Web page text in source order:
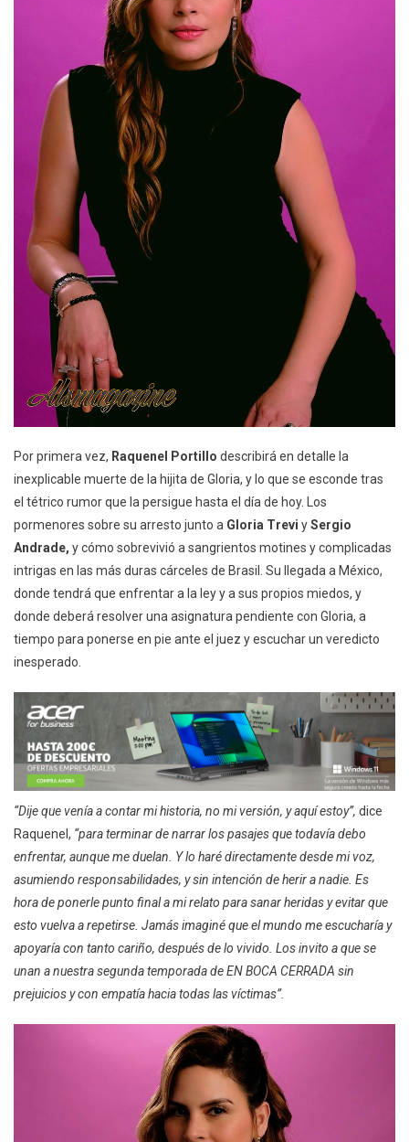
Por primera vez, Raquenel Portillo describirá en detalle la
inexplicable muerte de la hijita de Gloria, y lo que se esconde tras
el tétrico rumor que la persigue hasta el día de hoy. Los
pormenores sobre su arresto junto a Gloria Trevi ySergio
Andrade, y cómo sobrevivió a sangrientos motines y complicadas
intrigas en las más duras cárceles de Brasil. Su llegada a México,
donde tendrá que enfrentar a la ley y a sus propios miedos, y
donde deberá resolver una asignatura pendiente con Gloria, a
tiempo para ponerse en pie ante el juez y escuchar un veredicto
inesperado.
“Dije que venía a contar mi historia, no mi versión, y aquí estoy”, dice
Raquenel, “para terminar de narrar los pasajes que todavía debo
enfrentar, aunque me duelan. Y lo haré directamente desde mi voz,
asumiendo responsabilidades, y sin intención de herir a nadie. Es
hora de ponerle punto final a mi relato para sanar heridas y evitar que
esto vuelva a repetirse. Jamás imaginé que el mundo me escucharía y
apoyaría con tanto cariño, después de lo vivido. Los invito a que se
unan a nuestra segunda temporada de EN BOCA CERRADA sin
prejuicios y con empatía hacia todas las víctimas”.